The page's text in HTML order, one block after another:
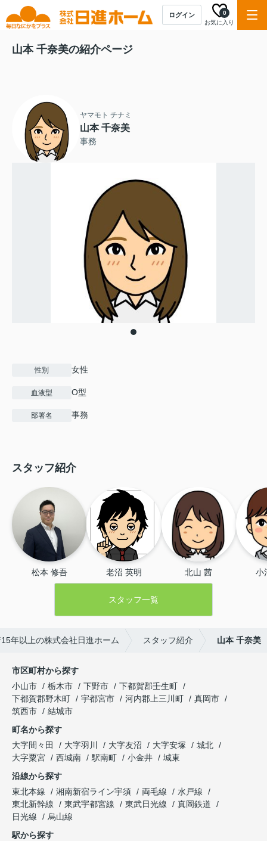
ログイン
お気に入り
0
山本 千奈美の紹介ページ
ヤマモト チナミ
山本 千奈美
事務
性別 女性
血液型 O型
部署名 事務
スタッフ紹介
松本 修吾 老沼 英明 北山 茜 小
スタッフ一覧
年以上の株式会社日進ホーム スタッフ紹介 山本 千奈美
市区町村から探す
小山市
栃木市 下野市
下都賀郡壬生町
下都賀郡野木町
宇都宮市 河内郡上三川町
真岡市
筑西市
結城市
町名から探す
大字間々田
大字羽川 大字友沼 大字安塚
城北
大字粟宮
西城南 駅南町 小金井
城東
沿線から探す
東北本線
湘南新宿ライン宇須 両毛線
水戸線
東北新幹線
東武宇都宮線 東武日光線
真岡鉄道
日光線
烏山線
駅から探す